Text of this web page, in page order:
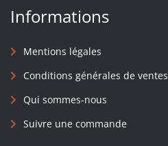
Informations
Mentions légales
Conditions générales de ventes
Qui sommes-nous
Suivre une commande